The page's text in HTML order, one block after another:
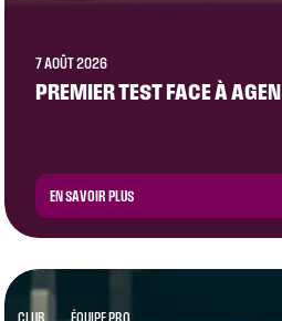
7 AOÛT 2026
PREMIER TEST FACE À AGEN
EN SAVOIR PLUS
CLUB ÉQUIPE PRO